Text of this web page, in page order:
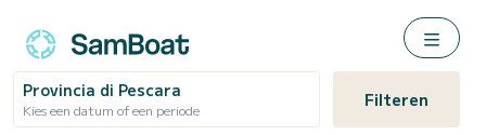
Provincia di Pescara
Kies een datum of een periode Filteren